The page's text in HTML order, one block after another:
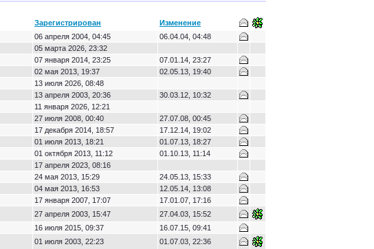
Зарегистрирован
Изменение
06 апреля 2004, 04:45
06.04.04, 04:48
05 марта 2026, 23:32
07 января 2014, 23:25
07.01.14, 23:27
02 мая 2013, 19:37
02.05.13, 19:40
13 июля 2026, 08:48
13 апреля 2003, 20:36
30.03.12, 10:32
11 января 2026, 12:21
27 июля 2008, 00:40
27.07.08, 00:45
17 декабря 2014, 18:57
17.12.14, 19:02
01 июля 2013, 18:21
01.07.13, 18:27
01 октября 2013, 11:12
01.10.13, 11:14
17 апреля 2023, 08:16
24 мая 2013, 15:29
24.05.13, 15:33
04 мая 2013, 16:53
12.05.14, 13:08
17 января 2007, 17:07
17.01.07, 17:16
27 апреля 2003, 15:47
27.04.03, 15:52
16 июля 2015, 09:37
16.07.15, 09:41
01 июля 2003, 22:23
01.07.03, 22:36